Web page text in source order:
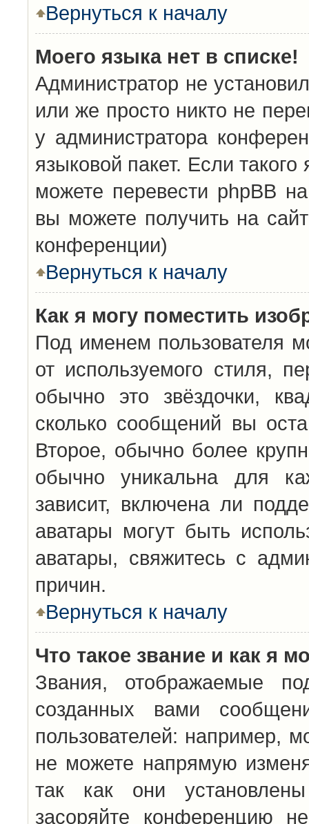
Вернуться к началу
Моего языка нет в списке!
Администратор не
или же просто никто не
у администратора
языковой пакет. Если
можете перевести phpBB
вы можете получить на
конференции)
Вернуться к началу
Как я могу поместить
Под именем пользователя
от используемого стиля,
обычно это звёздочки,
сколько сообщений вы
Второе, обычно более
обычно уникальна для
зависит, включена ли
аватары могут быть
аватары, свяжитесь с
причин.
Вернуться к началу
Что такое звание и как я
Звания, отображаемые
созданных вами
пользователей: например,
не можете напрямую
так как они
засоряйте конференцию